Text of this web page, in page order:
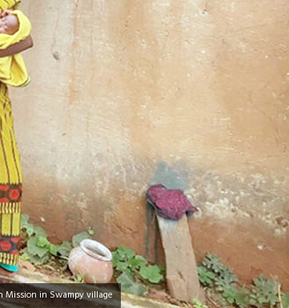
Mission in Swampy village